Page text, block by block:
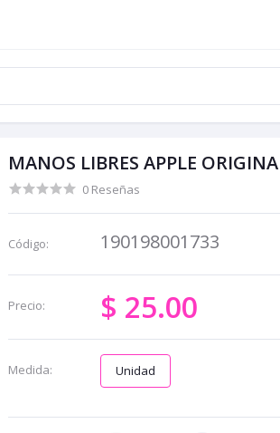
MANOS LIBRES APPLE
0 Reseñas
Código: 190198001733
Precio: $ 25.00
Medida: Unidad